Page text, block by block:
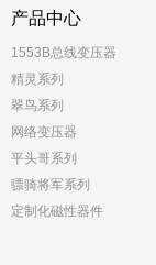
产品中心
1553B总线变压器
精灵系列
翠鸟系列
网络变压器
平头哥系列
骠骑将军系列
定制化磁性器件